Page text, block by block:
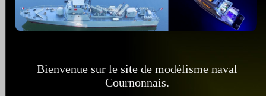
Bienvenue sur le site de modélisme naval
Cournonnais.